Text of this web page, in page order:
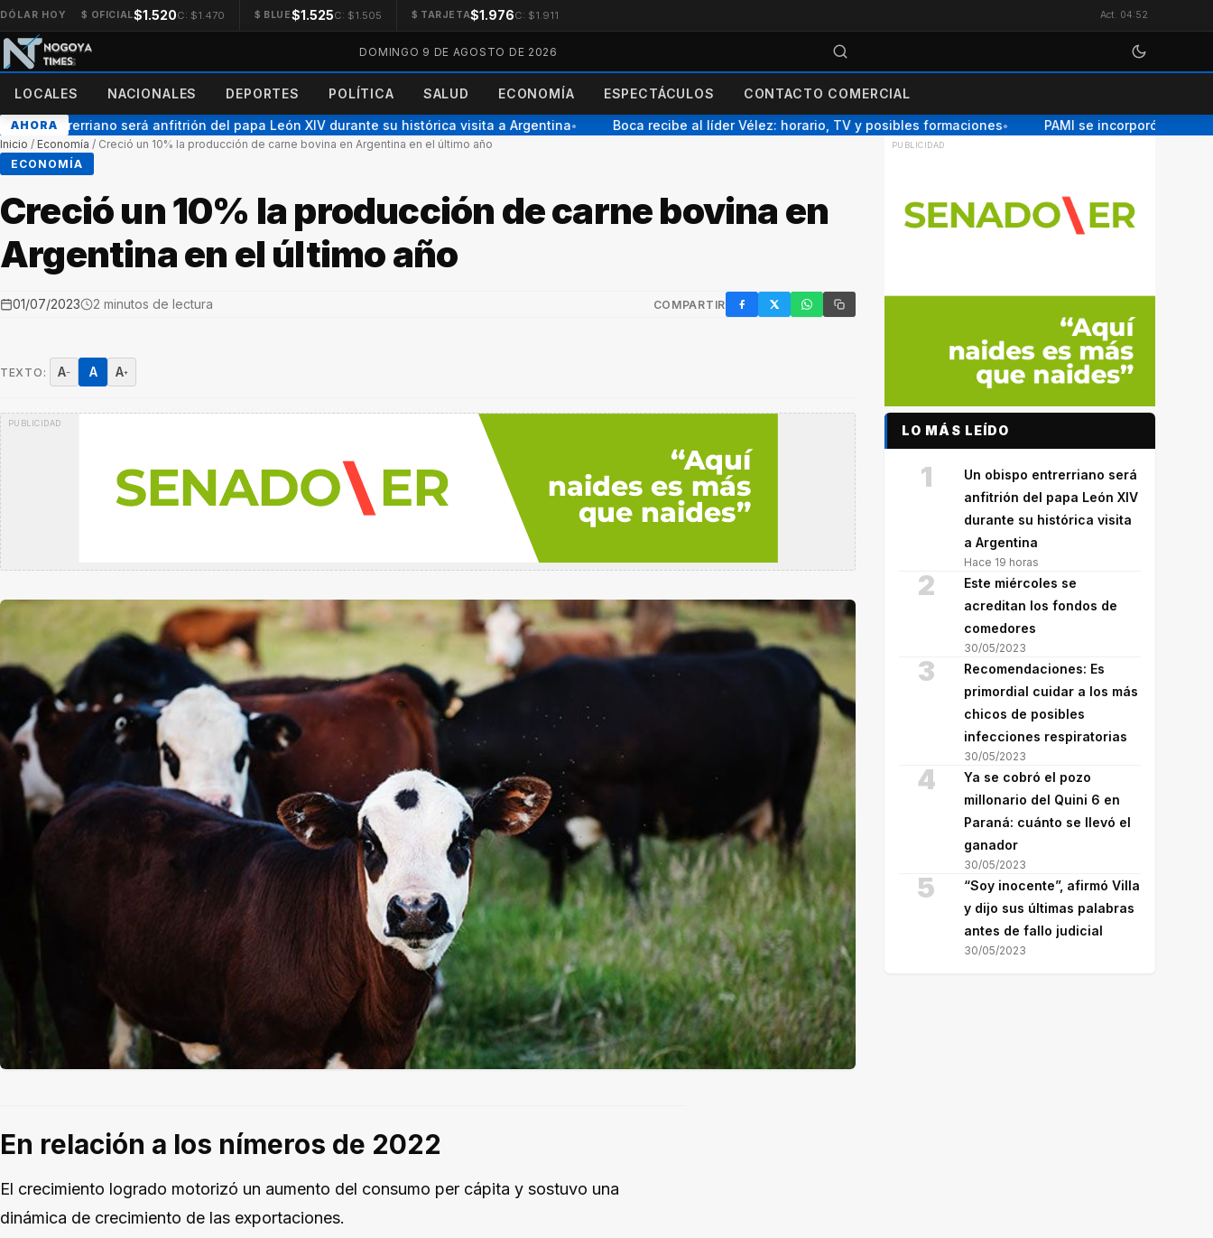
DÓLAR HOY $ OFICIAL$1.520C: $1.470 $ BLUE$1.525C: $1.505 $ TARJETA$1.976C: $1.911 Act. 04:52
DOMINGO 9 DE AGOSTO DE 2026
LOCALES NACIONALES DEPORTES POLÍTICA SALUD ECONOMÍA ESPECTÁCULOS CONTACTO COMERCIAL
AHORAentrerriano será anfitrión del papa León XIV durante su histórica visita a Argentina● Boca recibe al líder Vélez: horario, TV y posibles formaciones● PAMI se incorporó a la red
Inicio / Economía / Creció un 10% la producción de carne bovina en Argentina en el último año
ECONOMÍA
Creció un 10% la producción de carne bovina en
Argentina en el último año
01/07/2023 2 minutos de lectura COMPARTIR
FacebookX / TwitterWhatsAppCopiar enlace
TEXTO: A− A A+
En relación a los nímeros de 2022
El crecimiento logrado motorizó un aumento del consumo per cápita y sostuvo una
dinámica de crecimiento de las exportaciones.
LO MÁS LEÍDO
1
Un obispo entrerriano será
anfitrión del papa León XIV
durante su histórica visita
a Argentina
Hace 19 horas
2
Este miércoles se
acreditan los fondos de
comedores
30/05/2023
3
Recomendaciones: Es
primordial cuidar a los más
chicos de posibles
infecciones respiratorias
30/05/2023
4
Ya se cobró el pozo
millonario del Quini 6 en
Paraná: cuánto se llevó el
ganador
30/05/2023
5
“Soy inocente”, afirmó Villa
y dijo sus últimas palabras
antes de fallo judicial
30/05/2023